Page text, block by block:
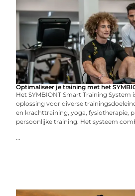
Optimaliseer je training met het
Het SYMBIONT Smart Training System
oplossing voor diverse
en krachttraining, yoga, fysiotherapie,
persoonlijke training. Het systeem
...